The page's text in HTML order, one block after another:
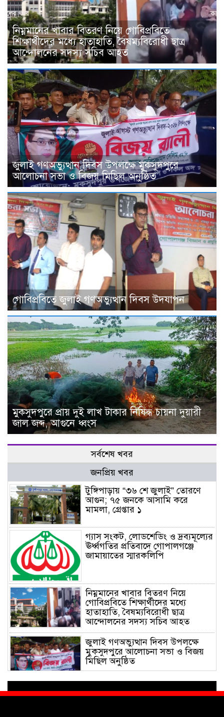
নিম্নমানের খাবার বিতরণ নিয়ে গোবিপ্রবিতে
শিক্ষার্থীদের মধ্যে হাতাহাতি, বৈষম্যবিরোধী ছাত্র
আন্দোলনের সদস্য সচিব আহত
জুলাই গণঅভ্যুত্থান দিবস উপলক্ষে মুকসুদপুরে
আলোচনা সভা ও বিজয় মিছিল অনুষ্ঠিত
গোবিপ্রবিতে জুলাই গণঅভ্যুত্থান দিবস উদযাপন
মুকসুদপুরে প্রায় দুই লাখ টাকার নিষিদ্ধ চায়না দুয়ারী
জাল জব্দ, আগুনে ধ্বংস
সর্বশেষ খবর
জনপ্রিয় খবর
টুঙ্গিপাড়ায় “৩৬ শে জুলাই” তোরণে
আগুন; ৭৫ জনকে আসামি করে
মামলা, গ্রেপ্তার ১
গ্যাস সংকট, লোডশেডিং ও দ্রব্যমূল্যের
ঊর্ধ্বগতির প্রতিবাদে গোপালগঞ্জে
জামায়াতের স্মারকলিপি
নিম্নমানের খাবার বিতরণ নিয়ে
গোবিপ্রবিতে শিক্ষার্থীদের মধ্যে
হাতাহাতি, বৈষম্যবিরোধী ছাত্র
আন্দোলনের সদস্য সচিব আহত
জুলাই গণঅভ্যুত্থান দিবস উপলক্ষে
মুকসুদপুরে আলোচনা সভা ও বিজয়
মিছিল অনুষ্ঠিত
গোবিপ্রবিতে জুলাই গণঅভ্যুত্থান দিবস
উদযাপন